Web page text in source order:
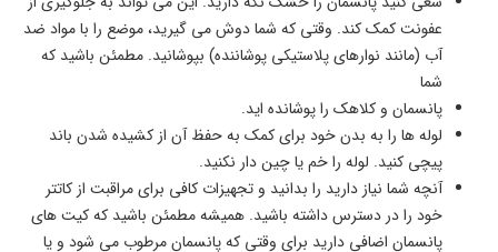
عفونت کمک کند. وقتی که شما دوش می­ گیرید، موضع را با مواد ضد
آب (مانند نوارهای پلاستیکی پوشاننده) بپوشانید. مطمئن باشید که
شما
پانسمان و کلاهک را پوشانده­ اید.
لوله­ ها را به بدن خود برای کمک به حفظ آن از کشیده شدن باند
پیچی کنید. لوله را خم یا چین دار نکنید.
آنچه شما نیاز دارید را بدانید و تجهیزات کافی برای مراقبت از کاتتر
خود را در دسترس داشته باشید. همیشه مطمئن باشید که کیت­ های
پانسمان اضافی دارید برای وقتی­ که پانسمان مرطوب می­ شود و یا